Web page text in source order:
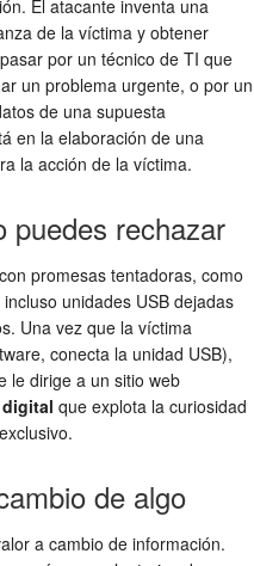
El atacante inventa una
de la víctima y obtener
por un técnico de TI que
un problema urgente, o por un
de una supuesta
en la elaboración de una
la acción de la víctima.
puedes rechazar
promesas tentadoras, como
unidades USB dejadas
Una vez que la víctima
conecta la unidad USB),
le dirige a un sitio web
que explota la curiosidad
de algo
a cambio de información.